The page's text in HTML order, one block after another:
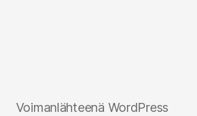
Voimanlähteenä WordPress